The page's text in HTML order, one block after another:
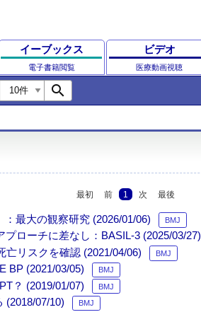
イーブックス
電子書籍閲覧
ビデオ
医療動画視聴
search
最初 前 1 次 最後
最大の観察研究 (2026/01/06) BMJ
ローチに差なし：BASIL-3 (2025/03/27)
リスクを確認 (2021/04/06) BMJ
BP (2021/03/05) BMJ
？ (2019/01/07) BMJ
(2018/07/10) BMJ